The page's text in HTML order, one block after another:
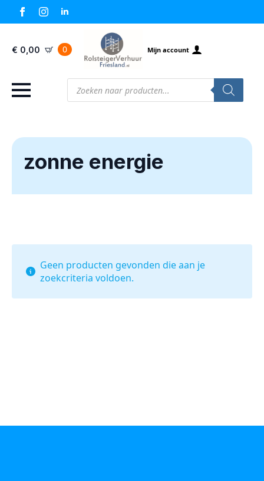
€ 0,00 0 Mijn account
Producten
zoeken
zonne energie
Geen producten gevonden die aan je
zoekcriteria voldoen.